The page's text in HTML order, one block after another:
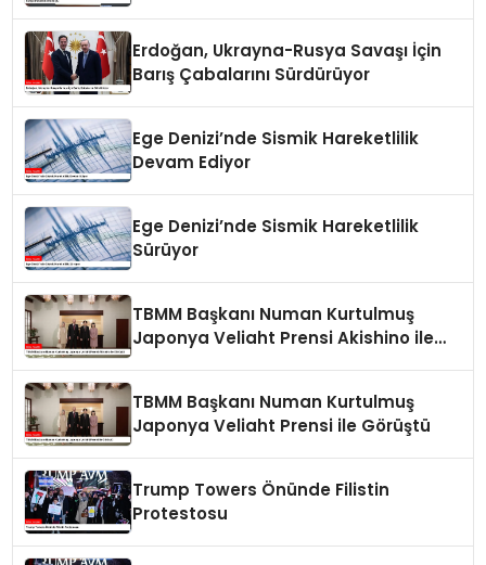
Erdoğan, Ukrayna-Rusya Savaşı İçin
Barış Çabalarını Sürdürüyor
Ege Denizi’nde Sismik Hareketlilik
Devam Ediyor
Ege Denizi’nde Sismik Hareketlilik
Sürüyor
TBMM Başkanı Numan Kurtulmuş
Japonya Veliaht Prensi Akishino ile
TBMM Başkanı Numan Kurtulmuş
Japonya Veliaht Prensi ile Görüştü
Trump Towers Önünde Filistin
Protestosu